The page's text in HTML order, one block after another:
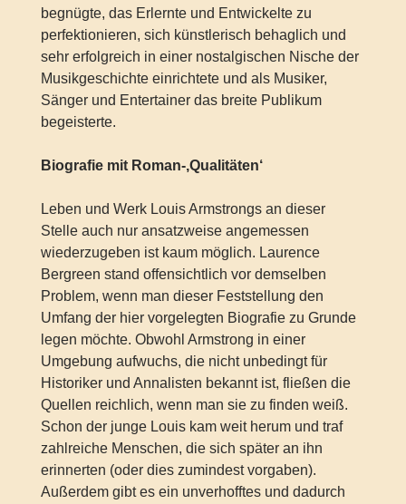
begnügte, das Erlernte und Entwickelte zu
perfektionieren, sich künstlerisch behaglich und
sehr erfolgreich in einer nostalgischen Nische der
Musikgeschichte einrichtete und als Musiker,
Sänger und Entertainer das breite Publikum
begeisterte.
Biografie mit Roman-‚Qualitäten‘
Leben und Werk Louis Armstrongs an dieser
Stelle auch nur ansatzweise angemessen
wiederzugeben ist kaum möglich. Laurence
Bergreen stand offensichtlich vor demselben
Problem, wenn man dieser Feststellung den
Umfang der hier vorgelegten Biografie zu Grunde
legen möchte. Obwohl Armstrong in einer
Umgebung aufwuchs, die nicht unbedingt für
Historiker und Annalisten bekannt ist, fließen die
Quellen reichlich, wenn man sie zu finden weiß.
Schon der junge Louis kam weit herum und traf
zahlreiche Menschen, die sich später an ihn
erinnerten (oder dies zumindest vorgaben).
Außerdem gibt es ein unverhofftes und dadurch